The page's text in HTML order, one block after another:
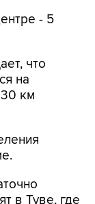
- 5
что
на
км
в Туве, где